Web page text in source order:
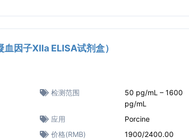
因子Ⅻa ELISA试剂盒）
检测范围
50 pg/mL – 1600
pg/mL
应用
Porcine
价格(RMB) 1900/2400.00